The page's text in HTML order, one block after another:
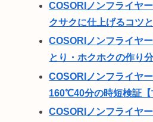
COSORIノンフライヤ
クサクに仕上げるコツ
COSORIノンフライヤ
とり・ホクホクの作り
COSORIノンフライヤ
160℃40分の時短検証【
COSORIノンフライヤ